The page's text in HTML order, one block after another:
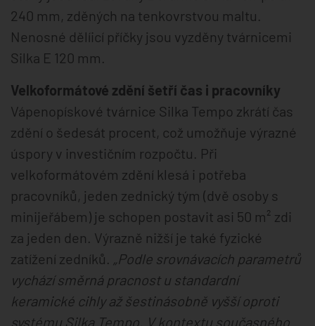
240 mm, zděných na tenkovrstvou maltu.
Nenosné dělíicí příčky jsou vyzděny tvárnicemi
Silka E 120 mm.
Velkoformátové zdění šetří čas i pracovníky
Vápenopískové tvárnice Silka Tempo zkrátí čas
zdění o šedesát procent, což umožňuje výrazné
úspory v investičním rozpočtu. Při
velkoformátovém zdění klesá i potřeba
pracovníků, jeden zednický tým (dvě osoby s
minijeřábem) je schopen postavit asi 50 m² zdi
za jeden den. Výrazně nižší je také fyzické
zatížení zedníků. „Podle srovnávacích parametrů
vychází směrná pracnost u standardní
keramické cihly až šestinásobně vyšší oproti
systému Silka Tempo. V kontextu současného